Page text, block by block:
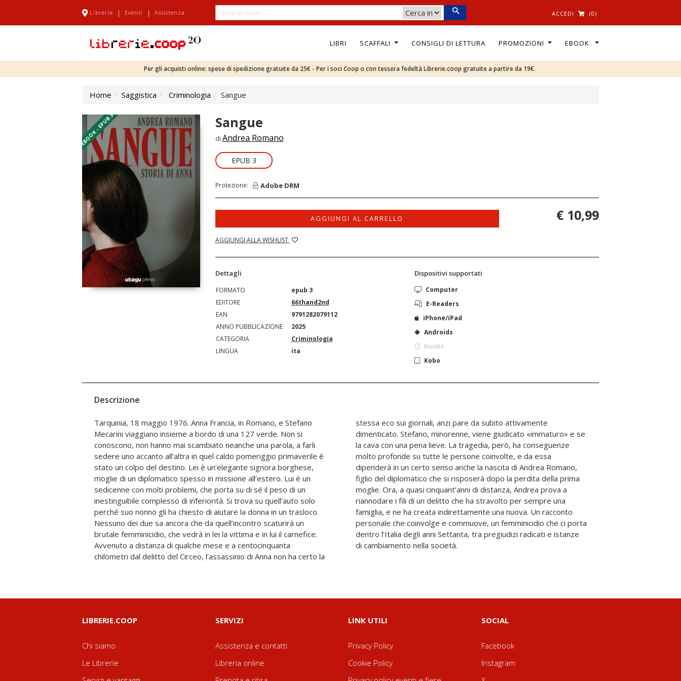
Librerie | Eventi | Assistenza ACCEDI (0)
LIBRI SCAFFALI CONSIGLI DI LETTURA PROMOZIONI EBOOK
Per gli acquisti online: spese di spedizione gratuite da 25€ - Per i soci Coop o con tessera fedeltà Librerie.coop gratuite a partire da 19€.
Home Saggistica Criminologia Sangue
EBOOK - EPUB 3 Sangue
di Andrea Romano
EPUB 3
Protezione: Adobe DRM
AGGIUNGI AL CARRELLO
AGGIUNGI ALLA WISHLIST
€ 10,99
Dettagli
FORMATO
epub 3
EDITORE
66thand2nd
EAN
9791282079112
ANNO PUBBLICAZIONE
2025
CATEGORIA
Criminologia
LINGUA
ita
Dispositivi supportati
Computer
E-Readers
iPhone/iPad
Androids
Kindle
Kobo
Descrizione
Tarquinia, 18 maggio 1976. Anna Francia, in Romano, e Stefano
Mecarini viaggiano insieme a bordo di una 127 verde. Non si
conoscono, non hanno mai scambiato neanche una parola, a farli
sedere uno accanto all’altra in quel caldo pomeriggio primaverile è
stato un colpo del destino. Lei è un’elegante signora borghese,
moglie di un diplomatico spesso in missione all’estero. Lui è un
sedicenne con molti problemi, che porta su di sé il peso di un
inestinguibile complesso di inferiorità. Si trova su quell’auto solo
perché suo nonno gli ha chiesto di aiutare la donna in un trasloco.
Nessuno dei due sa ancora che da quell’incontro scaturirà un
brutale femminicidio, che vedrà in lei la vittima e in lui il carnefice.
Avvenuto a distanza di qualche mese e a centocinquanta
chilometri dal delitto del Circeo, l’assassinio di Anna non ha certo la
stessa eco sui giornali, anzi pare da subito attivamente
dimenticato. Stefano, minorenne, viene giudicato «immaturo» e se
la cava con una pena lieve. La tragedia, però, ha conseguenze
molto profonde su tutte le persone coinvolte, e da essa
dipenderà in un certo senso anche la nascita di Andrea Romano,
figlio del diplomatico che si risposerà dopo la perdita della prima
moglie. Ora, a quasi cinquant’anni di distanza, Andrea prova a
riannodare i fili di un delitto che ha stravolto per sempre una
famiglia, e ne ha creata indirettamente una nuova. Un racconto
personale che coinvolge e commuove, un femminicidio che ci porta
dentro l’Italia degli anni Settanta, tra pregiudizi radicati e istanze
di cambiamento nella società.
LIBRERIE.COOP
Chi siamo
Le Librerie
SERVIZI
Assistenza e contatti
Libreria online
LINK UTILI
Privacy Policy
Cookie Policy
SOCIAL
Facebook
Instagram